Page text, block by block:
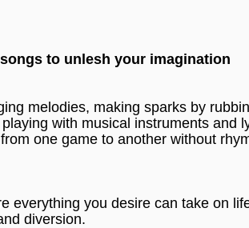
to unlesh your imagination
melodies, making sparks by
with musical instruments and
one game to another without
everything you desire can take on
diversion.